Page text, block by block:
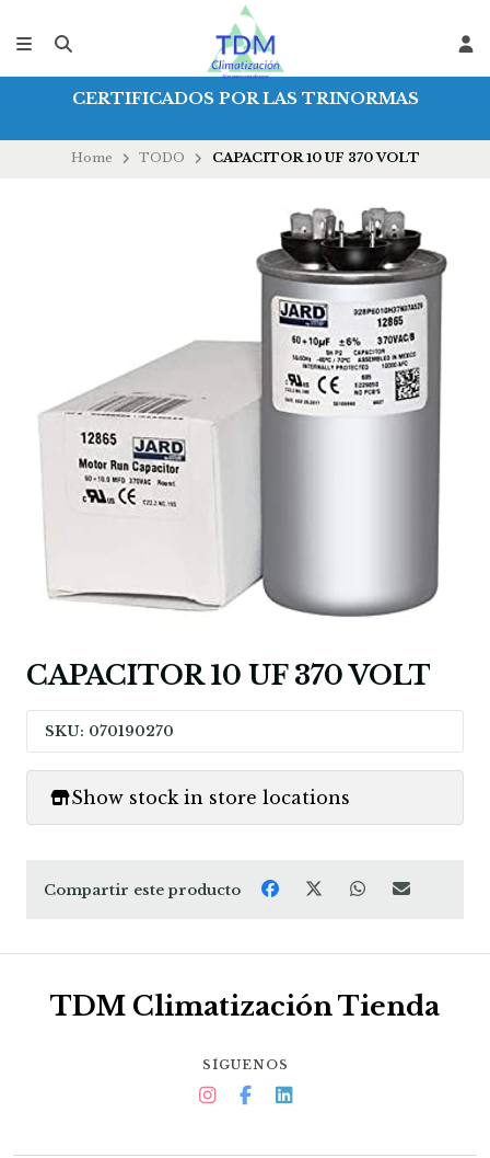
CERTIFICADOS POR LAS TRINORMAS
Home TODO CAPACITOR 10 UF 370 VOLT
CAPACITOR 10 UF 370 VOLT
SKU: 070190270
Show stock in store locations
Compartir este producto
TDM Climatización Tienda
SÍGUENOS